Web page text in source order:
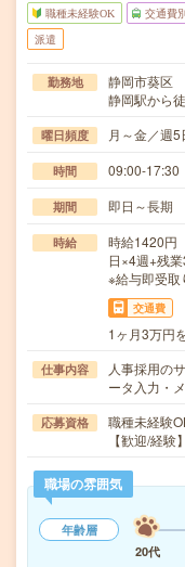
職種未経験OK 交通費
派遣
勤務地
静岡市葵区
静岡駅から
曜日頻度 月～金／週5
時間 09:00-17:30
期間 即日～長期
時給
時給1420円
日×4週+残
※給与即受取
交通費
1ヶ月3万円
仕事内容
人事採用の
ータ入力・
応募資格
職種未経験
【歓迎/経
職場の雰囲気
年齢層
20代